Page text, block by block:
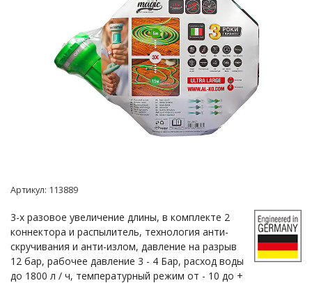
Артикул: 113889
3-х разовое увеличение длины, в комплекте 2
коннектора и распылитель, технология анти-
скручивания и анти-излом, давление на разрыв
12 бар, рабочее давление 3 - 4 Бар, расход воды
до 1800 л / ч, температурный режим от - 10 до +